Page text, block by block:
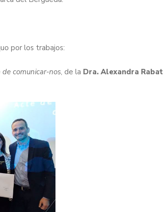
por los trabajos:
comunicar-nos, de la Dra. Alexandra Rabat